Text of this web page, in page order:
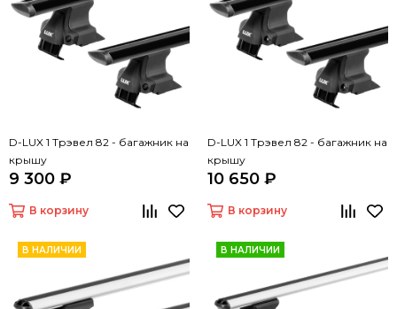
D-LUX 1 Трэвел 82 - багажник на
крышу
9 300 ₽
В корзину
D-LUX 1 Трэвел 82 - багажник на
крышу
10 650 ₽
В корзину
В НАЛИЧИИ В НАЛИЧИИ